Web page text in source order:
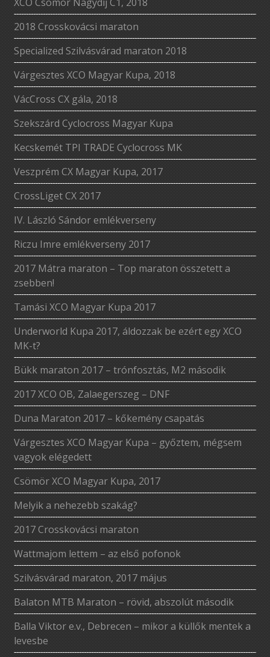
2018 Crosskovácsi maraton
Specialized Szilvásvárad maraton 2018
Várgesztes XCO Magyar Kupa, 2018
VácCross CX gála, 2018
Szekszárd Cyclocross Magyar Kupa
Kecskemét TPI TRADE Cyclocross MK
Veszprém CX Magyar Kupa, 2017
CrossLiget CX 2017
IV. László Sándor emlékverseny
Riczu Imre emlékverseny 2017
2017 Mátra maraton – Top maraton összetett a
zsebben!
Tamási XCO Magyar Kupa 2017
Underworld Kupa 2017, áldozzak be ezért egy XCO
MK-t?
Bükk maraton 2017 – trónfosztás, M2 második
2017 XCO OB, Zalaegerszeg – DNF
Duna Maraton 2017 – kőkemény csapatás
Várgesztes XCO Magyar Kupa – győztem, mégsem
vagyok elégedett
Csömör XCO Magyar Kupa, 2017
Melyik a nehezebb szakág?
2017 Crosskovácsi maraton
Wattmajom lettem – az első pofonok
Szilvásvárad maraton, 2017 május
Balaton MTB Maraton – rövid, abszolút második
Balla Viktor e.v., Debrecen – mikor a küllők mentek a
levesbe